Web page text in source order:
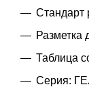
Стандарт
Разметка
Таблица
Серия: